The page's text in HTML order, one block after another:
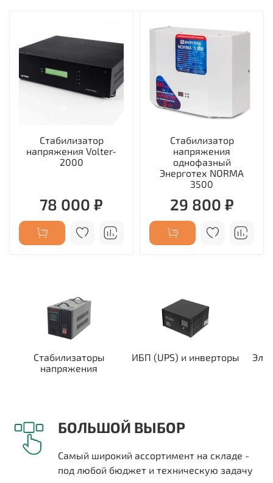
Стабилизатор
напряжения Volter-
2000
78 000 ₽
Стабилизатор
напряжения
однофазный
Энерготех NORMA
3500
29 800 ₽
Стабилизаторы
напряжения
ИБП (UPS) и инверторы
БОЛЬШОЙ ВЫБОР
Самый широкий ассортимент на складе -
под любой бюджет и техническую задачу